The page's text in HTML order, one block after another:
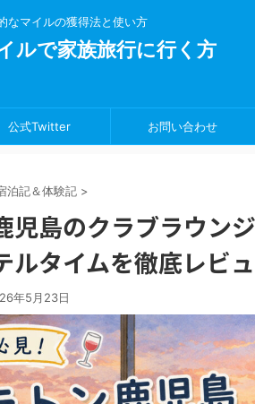
なマイルの獲得法と使い方
ルで家族旅行に行く方
公式Twitter お問い合わせ
記＆体験記 >
児島のクラブラウン
ルタイムを徹底レビ
年5月23日